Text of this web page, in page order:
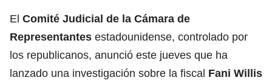
El Comité Judicial de la Cámara de
Representantes estadounidense, controlado por
los republicanos, anunció este jueves que ha
lanzado una investigación sobre la fiscal Fani Willis